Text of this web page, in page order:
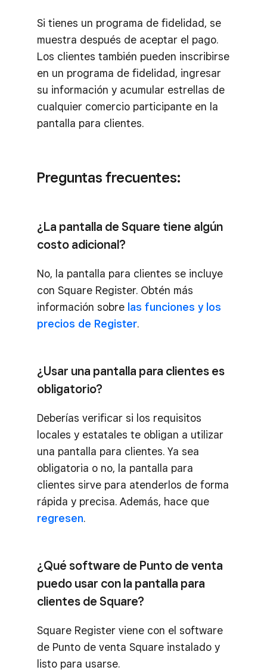
Si tienes un programa de fidelidad, se
muestra después de aceptar el pago.
Los clientes también pueden inscribirse
en un programa de fidelidad, ingresar
su información y acumular estrellas de
cualquier comercio participante en la
pantalla para clientes.
Preguntas frecuentes:
¿La pantalla de Square tiene algún
costo adicional?
No, la pantalla para clientes se incluye
con Square Register. Obtén más
información sobre las funciones y los
precios de Register.
¿Usar una pantalla para clientes es
obligatorio?
Deberías verificar si los requisitos
locales y estatales te obligan a utilizar
una pantalla para clientes. Ya sea
obligatoria o no, la pantalla para
clientes sirve para atenderlos de forma
rápida y precisa. Además, hace que
regresen.
¿Qué software de Punto de venta
puedo usar con la pantalla para
clientes de Square?
Square Register viene con el software
de Punto de venta Square instalado y
listo para usarse.